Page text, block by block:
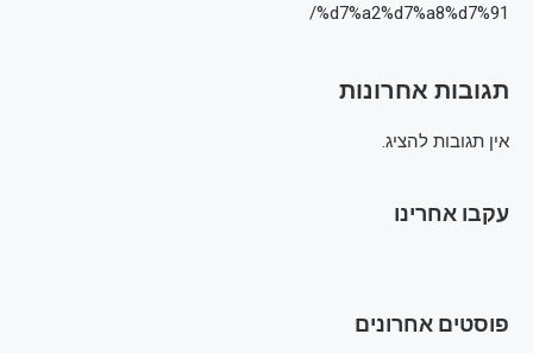
%d7%a2%d7%a8%d7%91/
תגובות אחרונות
אין תגובות להציג.
עקבו אחרינו
פוסטים אחרונים